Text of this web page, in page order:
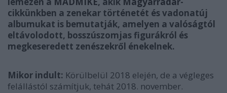
cikkünkben a zenekar történetét és vadonatúj
albumukat is bemutatják, amelyen a valóságtól
eltávolodott, bosszúszomjas figurákról és
megkeseredett zenészekről énekelnek.
Mikor indult: Körülbelül 2018 elején, de a végleges
felállástól számítjuk, tehát 2018. november.